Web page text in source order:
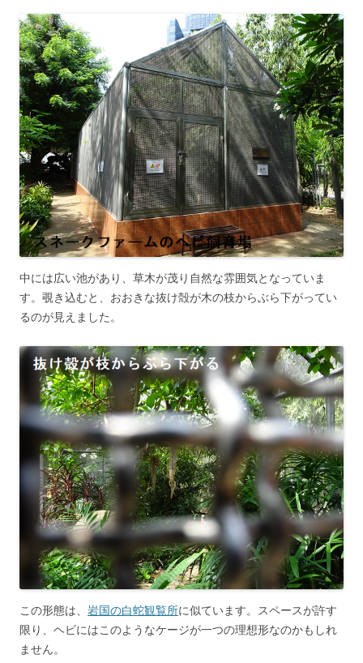
中には広い池があり、草木が茂り自然な雰囲気となっていま
す。覗き込むと、おおきな抜け殻が木の枝からぶら下がってい
るのが見えました。
この形態は、 岩国の白蛇観覧所に似ています。スペースが許す
限り、ヘビにはこのようなケージが一つの理想形なのかもしれ
ません。